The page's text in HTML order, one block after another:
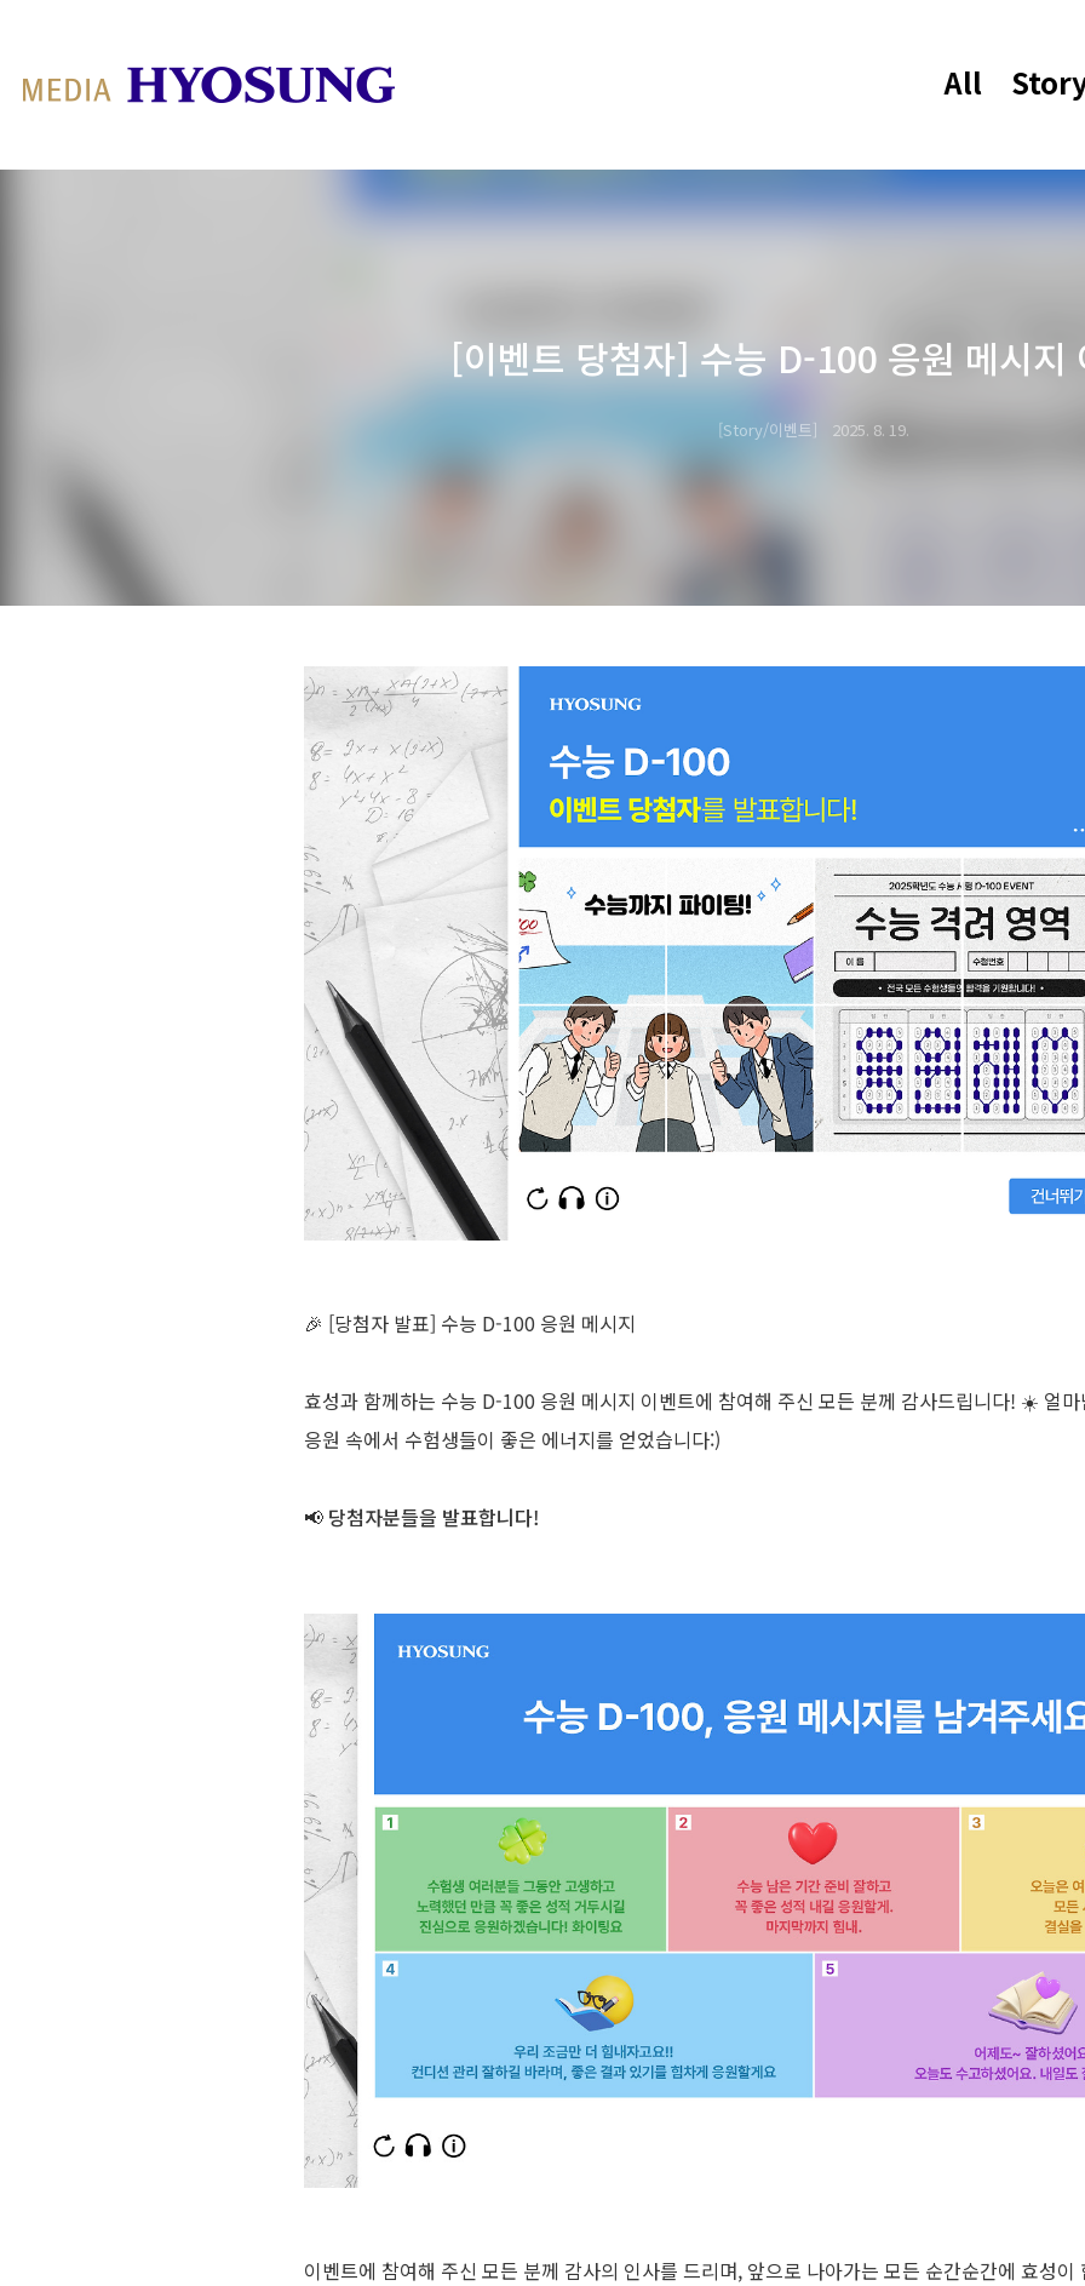
MY FRIEND HYOSUNG All
[이벤트 당첨자] 수능 D-100 응원 메시지
Story/이벤트 2025. 8. 19.
🎉 [당첨자 발표] 수능 D-100 응원 메시지
효성과 함께하는 수능 D-100 응원 메시지 이벤트에 참여해 주신 모든 분께 감사드립니다! ☀️ 얼
응원 속에서 수험생들이 좋은 에너지를 얻었습니다:)
📢 당첨자분들을 발표합니다!
이벤트에 참여해 주신 모든 분께 감사의 인사를 드리며, 앞으로 나아가는 모든 순간순간에 효성이